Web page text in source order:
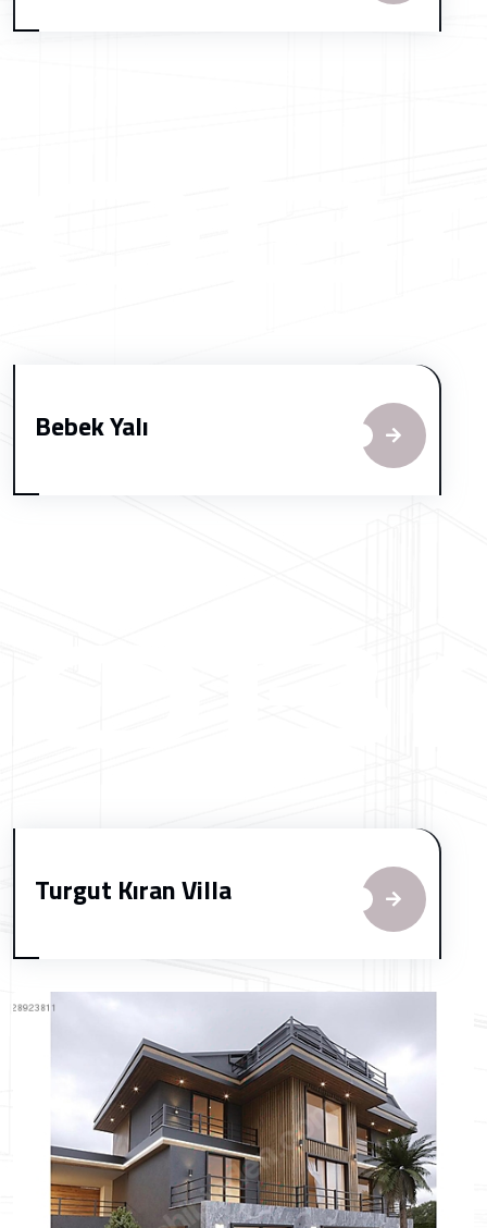
Bebek Yalı
Turgut Kıran Villa